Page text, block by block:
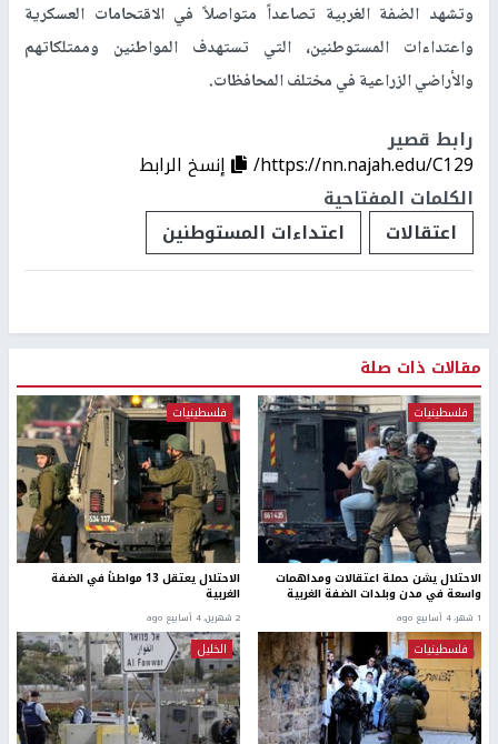
وتشهد الضفة الغربية تصاعداً متواصلاً في الاقتحامات العسكرية
واعتداءات المستوطنين، التي تستهدف المواطنين وممتلكاتهم
والأراضي الزراعية في مختلف المحافظات.
رابط قصير
https://nn.najah.edu/C129/
إنسخ الرابط
الكلمات المفتاحية
اعتقالات
اعتداءات المستوطنين
مقالات ذات صلة
فلسطينيات
الاحتلال يشن حملة اعتقالات ومداهمات
واسعة في مدن وبلدات الضفة الغربية
1 شهر، 4 أسابيع ago
فلسطينيات
الاحتلال يعتقل 13 مواطناً في الضفة
الغربية
2 شهرين، 4 أسابيع ago
فلسطينيات الخليل